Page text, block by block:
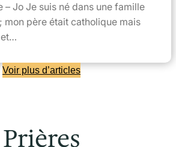
– Jo Je suis né dans une famille
mon père était catholique mais
Voir plus d’articles
Prières